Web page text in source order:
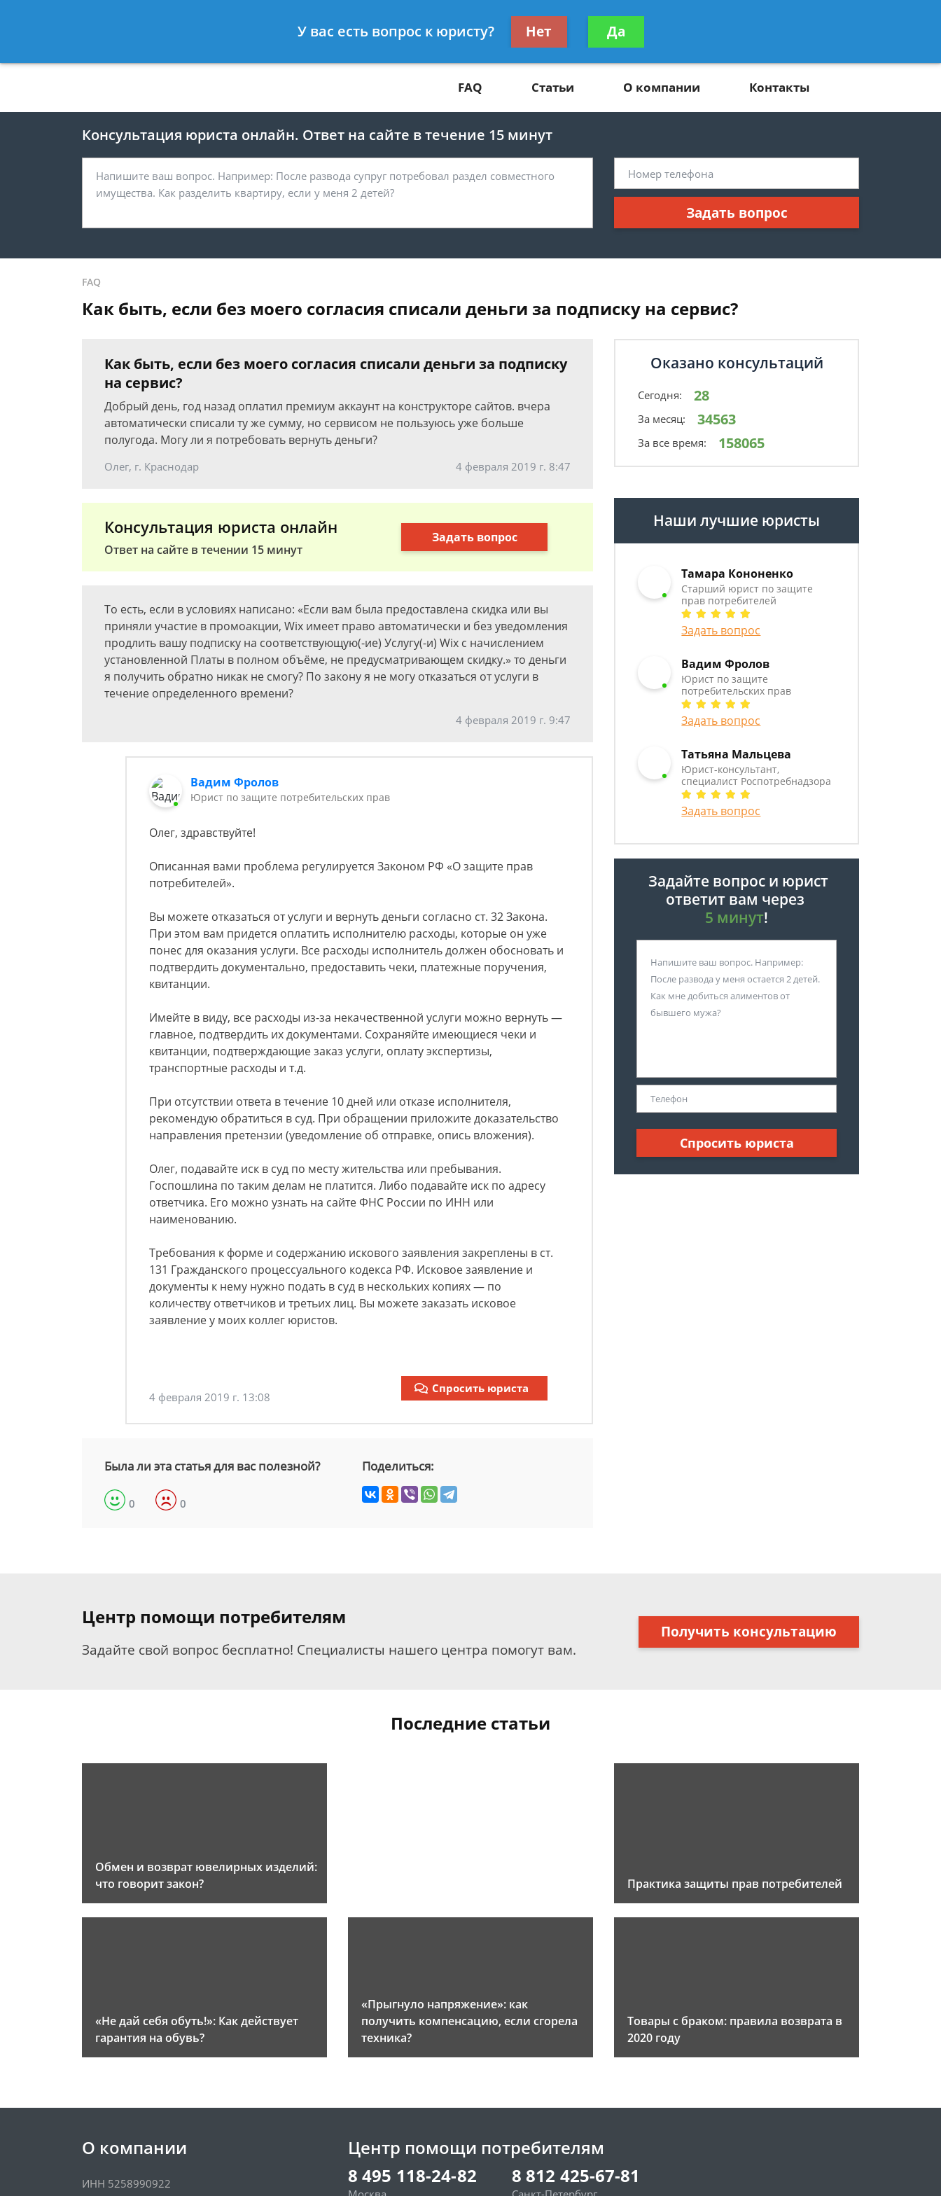
8 812 425-67-81
Получите консультацию
бесплатно
FAQ Статьи О компании Контакты
Консультация юриста онлайн. Ответ на сайте в течение 15 минут
Задать вопрос
FAQ
Как быть, если без моего согласия списали деньги за подписку на сервис?
Как быть, если без моего согласия списали деньги за подписку
на сервис?
Добрый день, год назад оплатил премиум аккаунт на конструкторе сайтов. вчера
автоматически списали ту же сумму, но сервисом не пользуюсь уже больше
полугода. Могу ли я потребовать вернуть деньги?
Олег, г. Краснодар 4 февраля 2019 г. 8:47
Консультация юриста онлайн
Ответ на сайте в течении 15 минут
Задать вопрос
То есть, если в условиях написано: «Если вам была предоставлена скидка или вы
приняли участие в промоакции, Wix имеет право автоматически и без уведомления
продлить вашу подписку на соответствующую(-ие) Услугу(-и) Wix с начислением
установленной Платы в полном объёме, не предусматривающем скидку.» то деньги
я получить обратно никак не смогу? По закону я не могу отказаться от услуги в
течение определенного времени?
4 февраля 2019 г. 9:47
Вадим Фролов
Юрист по защите потребительских прав
Олег, здравствуйте!
Описанная вами проблема регулируется Законом РФ «О защите прав
потребителей».
Вы можете отказаться от услуги и вернуть деньги согласно ст. 32 Закона.
При этом вам придется оплатить исполнителю расходы, которые он уже
понес для оказания услуги. Все расходы исполнитель должен обосновать и
подтвердить документально, предоставить чеки, платежные поручения,
квитанции.
Имейте в виду, все расходы из-за некачественной услуги можно вернуть —
главное, подтвердить их документами. Сохраняйте имеющиеся чеки и
квитанции, подтверждающие заказ услуги, оплату экспертизы,
транспортные расходы и т.д.
При отсутствии ответа в течение 10 дней или отказе исполнителя,
рекомендую обратиться в суд. При обращении приложите доказательство
направления претензии (уведомление об отправке, опись вложения).
Олег, подавайте иск в суд по месту жительства или пребывания.
Госпошлина по таким делам не платится. Либо подавайте иск по адресу
ответчика. Его можно узнать на сайте ФНС России по ИНН или
наименованию.
Требования к форме и содержанию искового заявления закреплены в ст.
131 Гражданского процессуального кодекса РФ. Исковое заявление и
документы к нему нужно подать в суд в нескольких копиях — по
количеству ответчиков и третьих лиц. Вы можете заказать исковое
заявление у моих коллег юристов.
4 февраля 2019 г. 13:08
Спросить юриста
Была ли эта статья для вас полезной?
0 0
Поделиться:
Оказано консультаций
Сегодня: 28
За месяц: 34563
За все время: 158065
Наши лучшие юристы
Тамара Кононенко
Старший юрист по защите
прав потребителей
Задать вопрос
Вадим Фролов
Юрист по защите
потребительских прав
Задать вопрос
Татьяна Мальцева
Юрист-консультант,
специалист Роспотребнадзора
Задать вопрос
Задайте вопрос и юрист
ответит вам через
5 минут!
Спросить юриста
Центр помощи потребителям
Задайте свой вопрос бесплатно! Специалисты нашего центра помогут вам.
Получить консультацию
Последние статьи
Обмен и возврат ювелирных изделий:
что говорит закон?
Практика защиты прав потребителей
«Не дай себя обуть!»: Как действует
гарантия на обувь?
«Прыгнуло напряжение»: как
получить компенсацию, если сгорела
техника?
Товары с браком: правила возврата в
2020 году
О компании
ИНН 5258990922
Центр помощи потребителям
8 495 118-24-82
8 812 425-67-81
У вас есть вопрос к юристу? Нет Да